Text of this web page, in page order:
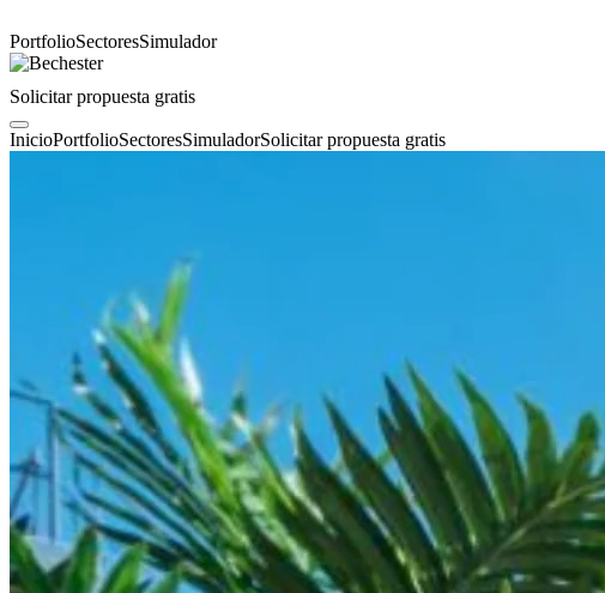
PortfolioSectoresSimulador
Solicitar propuesta gratis
InicioPortfolioSectoresSimuladorSolicitar propuesta gratis